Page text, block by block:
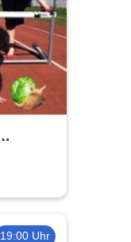
19:00 Uhr